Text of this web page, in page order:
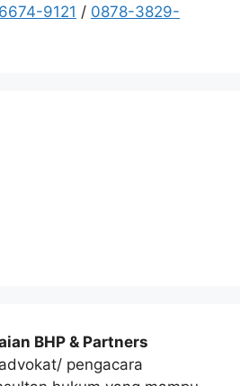
9121 / 0878-3829-
BHP & Partners
pengacara